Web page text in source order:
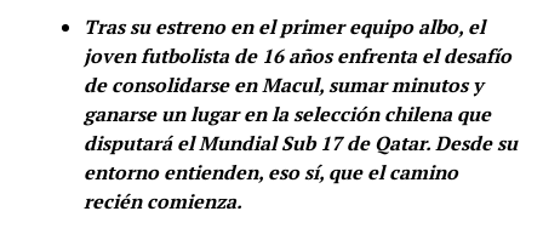
Tras su estreno en el primer equipo albo, el
joven futbolista de 16 años enfrenta el desafío
de consolidarse en Macul, sumar minutos y
ganarse un lugar en la selección chilena que
disputará el Mundial Sub 17 de Qatar. Desde su
entorno entienden, eso sí, que el camino
recién comienza.